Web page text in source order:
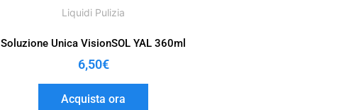
Liquidi Pulizia
Soluzione Unica VisionSOL YAL 360ml
6,50€
Acquista ora